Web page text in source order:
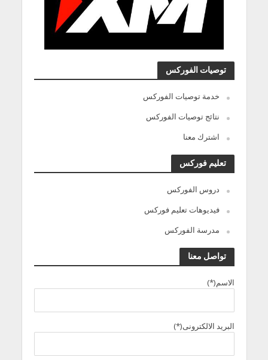
توصيات الفوركس
خدمة توصيات الفوركس
نتائج توصيات الفوركس
اشترك معنا
تعليم فوركس
دروس الفوركس
فيديوهات تعليم فوركس
مدرسة الفوركس
تواصل معنا
الاسم(*)
البريد الالكترونى(*)